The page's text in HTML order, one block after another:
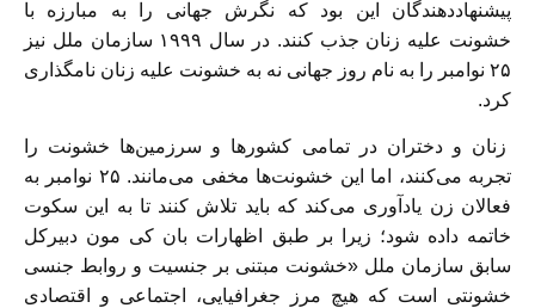
پیشنھاد‌دھندگان این بود که نگرش جھانی را به مبارزه با
خشونت علیه زنان جذب کنند. در سال ١٩٩٩ سازمان ملل نیز
٢۵ نوامبر را به نام روز جھانی نه به خشونت علیه زنان نامگذاری
کرد.
زنان و دختران در تمامی کشورھا و سرزمین‌ھا خشونت را
تجربه می‌کنند، اما این خشونت‌ھا مخفی می‌مانند. ۲۵ نوامبر به
فعالان زن یادآوری می‌کند که باید تلاش کنند تا به این سکوت
خاتمه داده شود؛ زیرا بر طبق اظھارات بان کی مون دبیرکل
سابق سازمان ملل «خشونت مبتنی بر جنسیت و روابط جنسی
خشونتی است که ھیچ مرز جغرافیایی، اجتماعی و اقتصادی